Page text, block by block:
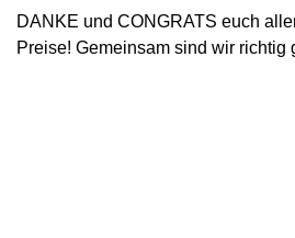
DANKE und CONGRATS euch
Preise! Gemeinsam sind wir richtig